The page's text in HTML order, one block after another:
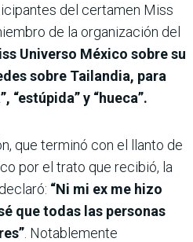
del certamen Miss
de la organización del
Universo México sobre su
sobre Tailandia, para
“estúpida” y “hueca”.
que terminó con el llanto de
por el trato que recibió, la
“Ni mi ex me hizo
que todas las personas
. Notablemente